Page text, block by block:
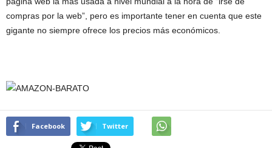
compras por la web”, pero es importante tener en cuenta que este
gigante no siempre ofrece los precios más económicos.
Facebook Twitter